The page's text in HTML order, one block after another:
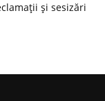
și sesizări